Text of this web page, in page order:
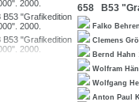
658 B53
Falko
Clemens
Bernd Hahn
Wolfram
Wolfgang
Anton Paul